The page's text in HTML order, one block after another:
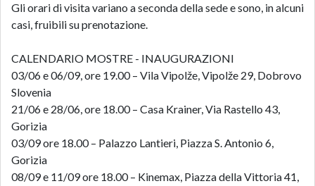
Gli orari di visita variano a seconda della sede e sono, in alcuni
casi, fruibili su prenotazione.
CALENDARIO MOSTRE - INAUGURAZIONI
03/06 e 06/09, ore 19.00 – Vila Vipolže, Vipolže 29, Dobrovo
Slovenia
21/06 e 28/06, ore 18.00 – Casa Krainer, Via Rastello 43,
Gorizia
03/09 ore 18.00 – Palazzo Lantieri, Piazza S. Antonio 6,
Gorizia
08/09 e 11/09 ore 18.00 – Kinemax, Piazza della Vittoria 41,